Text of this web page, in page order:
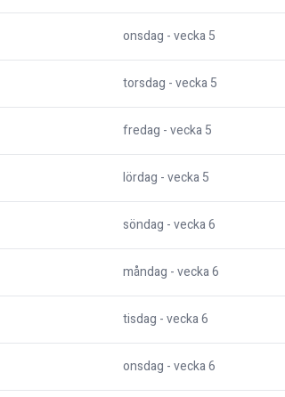
onsdag - vecka5
torsdag - vecka5
fredag - vecka5
lördag - vecka5
söndag - vecka6
måndag - vecka6
tisdag - vecka6
onsdag - vecka6